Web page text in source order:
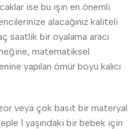
ise bu işin en önemli
alacağınız kaliteli
saatlik bir oyalama aracı
matematiksel
yapılan ömür boyu kalıcı
veya çok basit bir materyal
1 yaşındaki bir bebek için